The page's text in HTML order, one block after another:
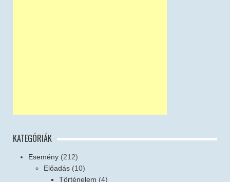
KATEGÓRIÁK
Esemény (212)
Előadás (10)
Történelem (4)